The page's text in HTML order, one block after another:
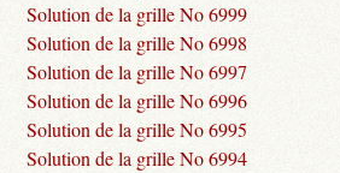
Solution de la grille No 6999
Solution de la grille No 6998
Solution de la grille No 6997
Solution de la grille No 6996
Solution de la grille No 6995
Solution de la grille No 6994